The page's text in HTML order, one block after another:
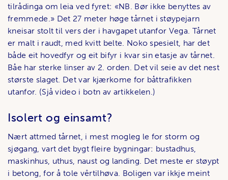
tilrådinga om leia ved fyret: «NB. Bør ikke benyttes av
fremmede.» Det 27 meter høge tårnet i støypejarn
kneisar stolt til vers der i havgapet utanfor Vega. Tårnet
er malt i raudt, med kvitt belte. Noko spesielt, har det
både eit hovedfyr og eit bifyr i kvar sin etasje av tårnet.
Båe har sterke linser av 2. orden. Det vil seie av det nest
største slaget. Det var kjærkome for båttrafikken
utanfor. (Sjå video i botn av artikkelen.)
Isolert og einsamt?
Nært attmed tårnet, i mest mogleg le for storm og
sjøgang, vart det bygt fleire bygningar: bustadhus,
maskinhus, uthus, naust og landing. Det meste er støypt
i betong, for å tole vêrtilhøva. Boligen var ikkje meint